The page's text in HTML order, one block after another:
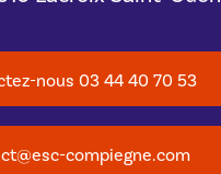
nous 03 44 40 70 53
compiegne.com